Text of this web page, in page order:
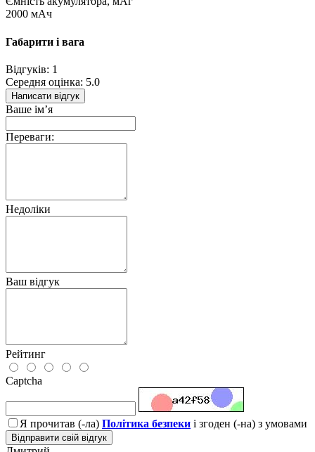
2000 мАч
Габарити і вага
Відгуків: 1
Середня оцінка: 5.0
Написати відгук
Ваше ім’я
Переваги:
Недоліки
Ваш відгук
Рейтинг
Captcha
Я прочитав (-ла) Політика безпеки і згоден (-на) з умовами
Відправити свій відгук